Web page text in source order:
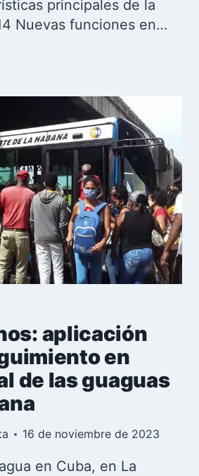
principales de la
Nuevas funciones en…
aplicación
en
de las guaguas
16 de noviembre de 2023
en Cuba, en La